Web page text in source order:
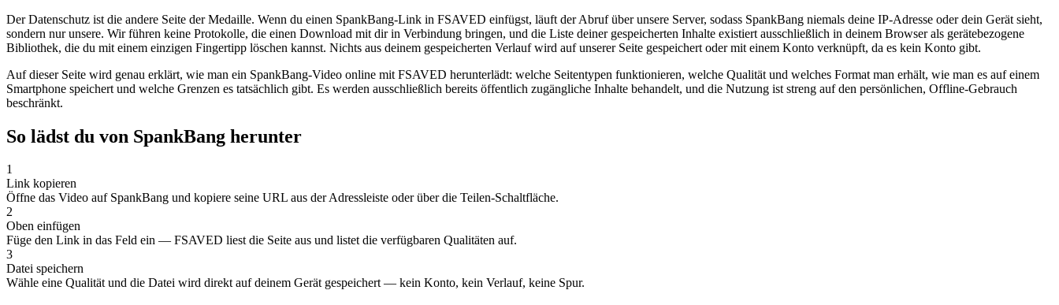
Der Datenschutz ist die andere Seite der Medaille. Wenn du einen SpankBang-Link in FSAVED einfügst, läuft der Abruf über unsere Server, sodass SpankBang niemals deine IP-Adresse oder dein Gerät sieht,
sondern nur unsere. Wir führen keine Protokolle, die einen Download mit dir in Verbindung bringen, und die Liste deiner gespeicherten Inhalte existiert ausschließlich in deinem Browser als gerätebezogene
Bibliothek, die du mit einem einzigen Fingertipp löschen kannst. Nichts aus deinem gespeicherten Verlauf wird auf unserer Seite gespeichert oder mit einem Konto verknüpft, da es kein Konto gibt.
Auf dieser Seite wird genau erklärt, wie man ein SpankBang-Video online mit FSAVED herunterlädt: welche Seitentypen funktionieren, welche Qualität und welches Format man erhält, wie man es auf einem
Smartphone speichert und welche Grenzen es tatsächlich gibt. Es werden ausschließlich bereits öffentlich zugängliche Inhalte behandelt, und die Nutzung ist streng auf den persönlichen, Offline-Gebrauch
beschränkt.
So lädst du von SpankBang herunter
1
Link kopieren
Öffne das Video auf SpankBang und kopiere seine URL aus der Adressleiste oder über die Teilen-Schaltfläche.
2
Oben einfügen
Füge den Link in das Feld ein — FSAVED liest die Seite aus und listet die verfügbaren Qualitäten auf.
3
Datei speichern
Wähle eine Qualität und die Datei wird direkt auf deinem Gerät gespeichert — kein Konto, kein Verlauf, keine Spur.